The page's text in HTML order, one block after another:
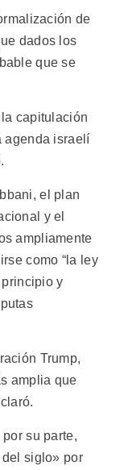
de
dados los
que se
capitulación
agenda israelí
el plan
y el
ampliamente
como “la ley
y
Trump,
amplia que
su parte,
siglo» por